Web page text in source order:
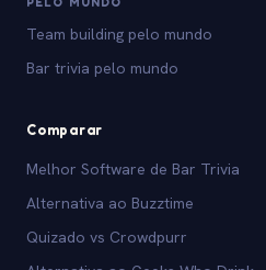
Team building pelo mundo
Bar trivia pelo mundo
Comparar
Melhor Software de Bar Trivia
Alternativa ao Buzztime
Quizado vs Crowdpurr